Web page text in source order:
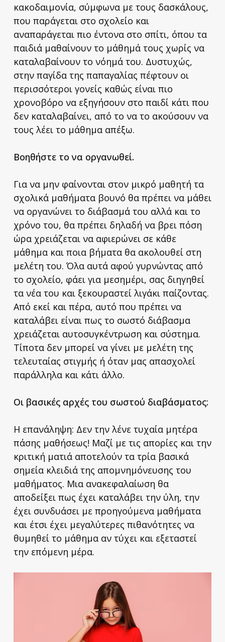
κακοδαιμονία, σύμφωνα με τους δασκάλους,
που παράγεται στο σχολείο και
αναπαράγεται πιο έντονα στο σπίτι, όπου τα
παιδιά μαθαίνουν το μάθημά τους χωρίς να
καταλαβαίνουν το νόημά του. Δυστυχώς,
στην παγίδα της παπαγαλίας πέφτουν οι
περισσότεροι γονείς καθώς είναι πιο
χρονοβόρο να εξηγήσουν στο παιδί κάτι που
δεν καταλαβαίνει, από το να το ακούσουν να
τους λέει το μάθημα απέξω.
Βοηθήστε το να οργανωθεί.
Για να μην φαίνονται στον μικρό μαθητή τα
σχολικά μαθήματα βουνό θα πρέπει να μάθει
να οργανώνει το διάβασμά του αλλά και το
χρόνο του, θα πρέπει δηλαδή να βρει πόση
ώρα χρειάζεται να αφιερώνει σε κάθε
μάθημα και ποια βήματα θα ακολουθεί στη
μελέτη του. Όλα αυτά αφού γυρνώντας από
το σχολείο, φάει για μεσημέρι, σας διηγηθεί
τα νέα του και ξεκουραστεί λιγάκι παίζοντας.
Από εκεί και πέρα, αυτό που πρέπει να
καταλάβει είναι πως το σωστό διάβασμα
χρειάζεται αυτοσυγκέντρωση και σύστημα.
Τίποτα δεν μπορεί να γίνει με μελέτη της
τελευταίας στιγμής ή όταν μας απασχολεί
παράλληλα και κάτι άλλο.
Οι βασικές αρχές του σωστού διαβάσματος:
Η επανάληψη: Δεν την λένε τυχαία μητέρα
πάσης μαθήσεως! Μαζί με τις απορίες και την
κριτική ματιά αποτελούν τα τρία βασικά
σημεία κλειδιά της απομνημόνευσης του
μαθήματος. Μια ανακεφαλαίωση θα
αποδείξει πως έχει καταλάβει την ύλη, την
έχει συνδυάσει με προηγούμενα μαθήματα
και έτσι έχει μεγαλύτερες πιθανότητες να
θυμηθεί το μάθημα αν τύχει και εξεταστεί
την επόμενη μέρα.